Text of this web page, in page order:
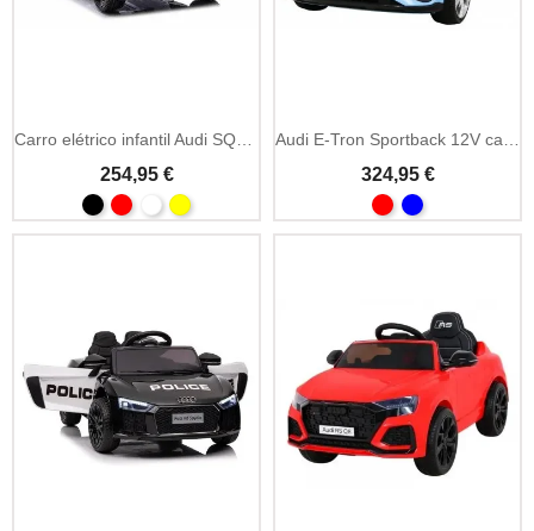
Carro elétrico infantil Audi SQ8 12V com MP3 e Bluetooth
254,95 €
Audi E-Tron Sportback 12V carro elétrico criança 4x4
324,95 €